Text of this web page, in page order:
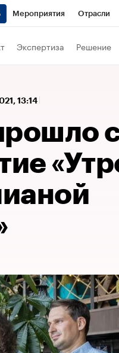
Мероприятия Отрасли
Экспертиза Решение
13:14